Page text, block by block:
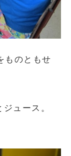
ものともせ
ュース。